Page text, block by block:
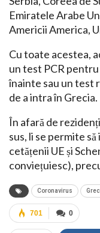
Emiratele Arabe
Americii America,
Cu toate acestea,
un test PCR
înainte sau un test
de a intra în Grecia.
În afară de
sus, li se permite
cetățenii UE și
conviețuiesc),
Coronavirus
0
701